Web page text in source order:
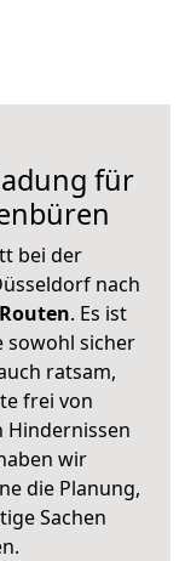
für
bei der
nach
. Es ist
sowohl sicher
ratsam,
frei von
Hindernissen
wir
die Planung,
Sachen